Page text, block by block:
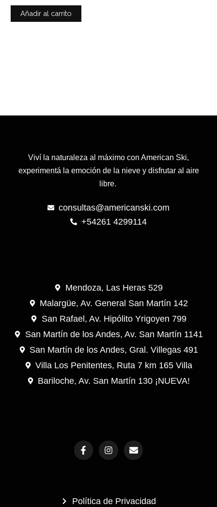
Añadir al carrito
Viví la naturaleza al máximo con American Ski,
experimentá la emoción de la nieve y disfrutar al aire
libre.
consultas@americanski.com
+54261 4299114
Mendoza, Las Heras 529
Malargüe, Av. General San Martín 142
San Rafael, Av. Hipólito Yrigoyen 799
San Martín de los Andes, Av. San Martín 1141
San Martín de los Andes, Gral. Villegas 491
Villa Los Penitentes, Ruta 7 km 165 Villa
Bariloche, Av. San Martín 130 ¡NUEVA!
F
a
c
o
I
n
s
E
n
v
Política de Privacidad